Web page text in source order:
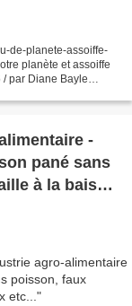
de-planete-assoiffe-
planète et assoiffe
/ par Diane Bayle
-
pané sans
à la baisse